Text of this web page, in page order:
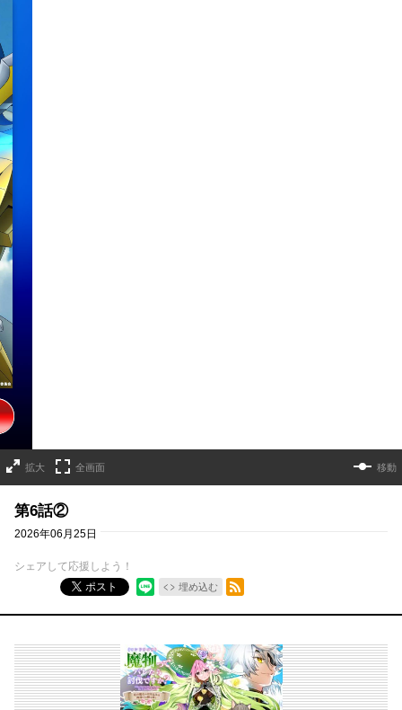
拡大 全画面 移動
第6話②
2026年06月25日
シェアして応援しよう！
ポスト
埋め込む
RSSフィード